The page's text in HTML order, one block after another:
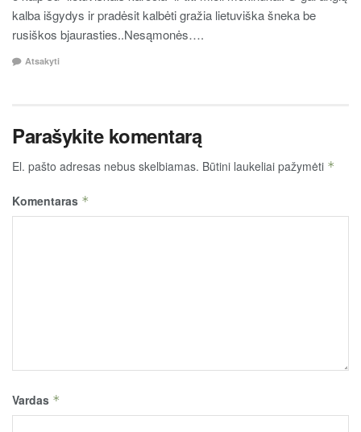
kalba išgydys ir pradėsit kalbėti gražia lietuviška šneka be
rusiškos bjaurasties..Nesąmonės….
Atsakyti
Parašykite komentarą
El. pašto adresas nebus skelbiamas. Būtini laukeliai pažymėti *
Komentaras *
Vardas *